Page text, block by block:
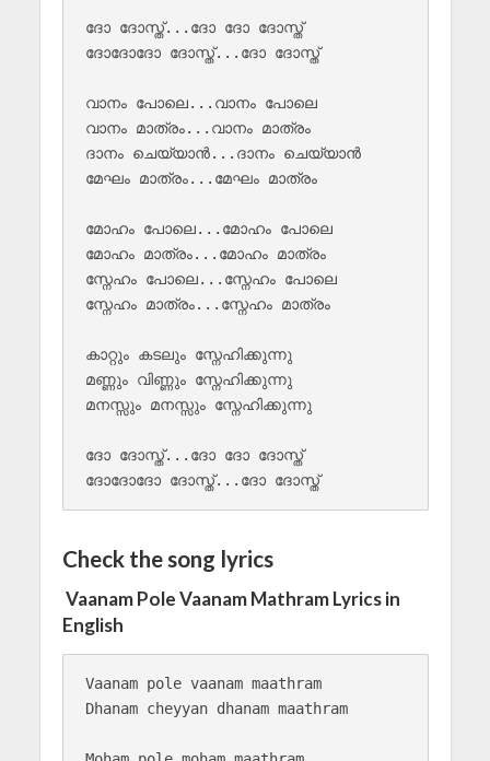
ദോ ദോസ്ത്...ദോ ദോ ദോസ്ത്
ദോദോദോ ദോസ്ത്...ദോ ദോസ്ത്
വാനം പോലെ...വാനം പോലെ
വാനം മാത്രം...വാനം മാത്രം
ദാനം ചെയ്യാൻ...ദാനം ചെയ്യാൻ
മേഘം മാത്രം...മേഘം മാത്രം
മോഹം പോലെ...മോഹം പോലെ
മോഹം മാത്രം...മോഹം മാത്രം
സ്നേഹം പോലെ...സ്നേഹം പോലെ
സ്നേഹം മാത്രം...സ്നേഹം മാത്രം
കാറ്റും കടലും സ്നേഹിക്കുന്നു
മണ്ണും വിണ്ണും സ്നേഹിക്കുന്നു
മനസ്സും മനസ്സും സ്നേഹിക്കുന്നു
ദോ ദോസ്ത്...ദോ ദോ ദോസ്ത്
ദോദോദോ ദോസ്ത്...ദോ ദോസ്ത്
Check the song lyrics
Vaanam Pole Vaanam Mathram Lyrics in
English
Vaanam pole vaanam maathram
Dhanam cheyyan dhanam maathram